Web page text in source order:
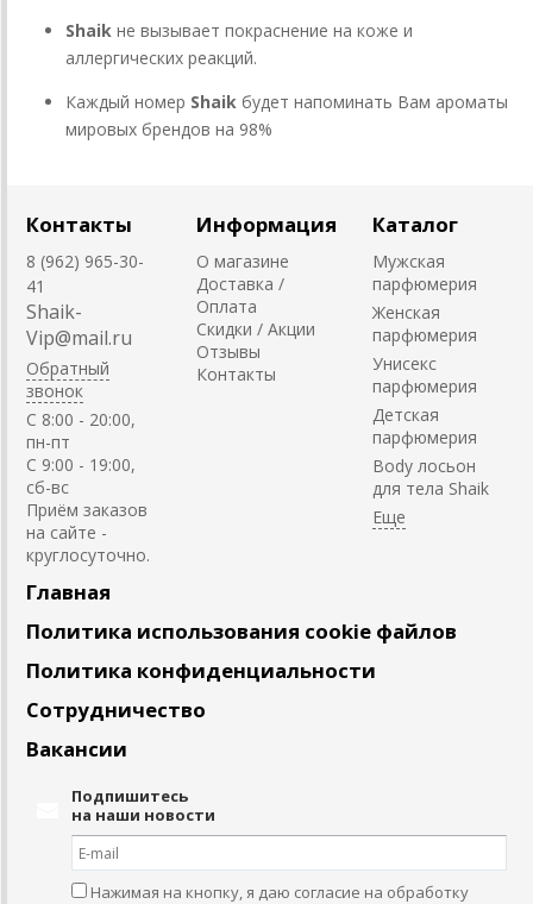
Shaik не вызывает покраснение на коже и
аллергических реакций.
Каждый номер Shaik будет напоминать Вам ароматы
мировых брендов на 98%
Контакты
8 (962) 965-30-
41
Shaik-
Vip@mail.ru
Обратный
звонок
C 8:00 - 20:00,
пн-пт
С 9:00 - 19:00,
сб-вс
Приём заказов
на сайте -
круглосуточно.
Информация
О магазине
Доставка /
Оплата
Скидки / Акции
Отзывы
Контакты
Каталог
Мужская
парфюмерия
Женская
парфюмерия
Унисекс
парфюмерия
Детская
парфюмерия
Body лосьон
для тела Shaik
Главная
Политика использования cookie файлов
Политика конфиденциальности
Сотрудничество
Вакансии
Подпишитесь
на наши новости
Нажимая на кнопку, я даю согласие на обработку